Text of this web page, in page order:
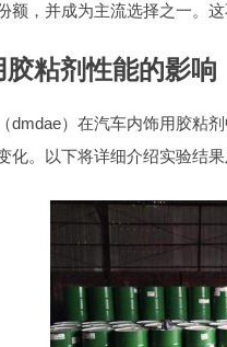
额，并成为主流选择之一。
粘剂性能的影响
dmdae）在汽车内饰用胶粘
化。以下将详细介绍实验结